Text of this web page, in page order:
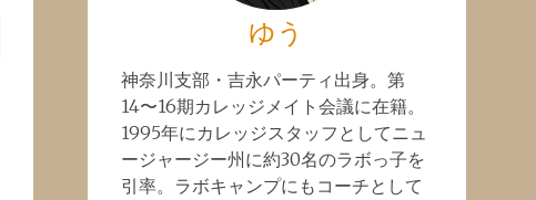
ゆう
神奈川支部・吉永パーティ出身。第
14〜16期カレッジメイト会議に在籍。
1995年にカレッジスタッフとしてニュ
ージャージー州に約30名のラボっ子を
引率。ラボキャンプにもコーチとして